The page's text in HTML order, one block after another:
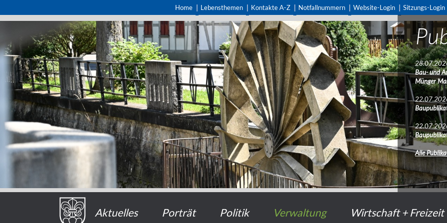
Home Lebensthemen Kontakte A-Z Notfallnummern Website-Login Sitzungs-Login
Bau- und
Münger
Alle
Programm
Verbot von
Fussball
Alle
Aktuelles Porträt Politik Verwaltung Wirtschaft + Freizeit